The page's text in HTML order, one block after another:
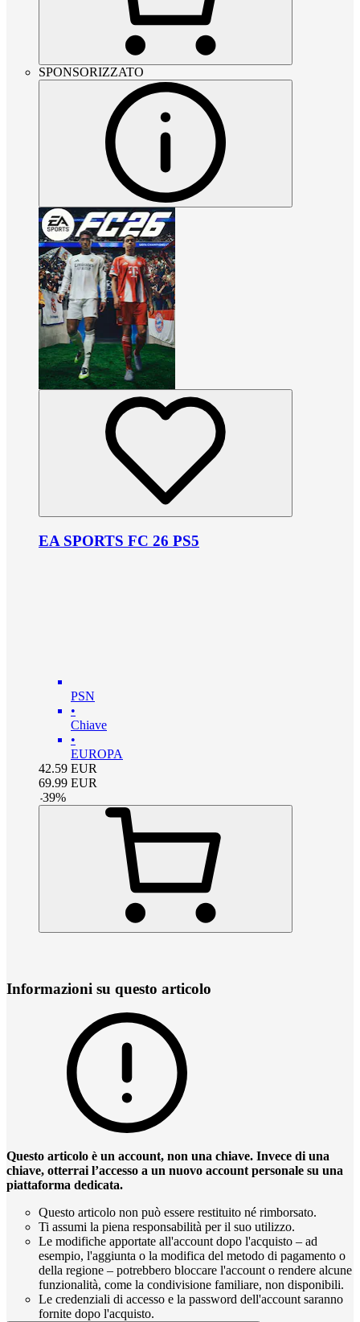
SPONSORIZZATO
EA SPORTS FC 26 PS5
PSN
•
Chiave
•
EUROPA
42.59 EUR
69.99 EUR
-39%
Informazioni su questo articolo
Questo articolo è un account, non una chiave. Invece di una
chiave, otterrai l’accesso a un nuovo account personale su una
piattaforma dedicata.
Questo articolo non può essere restituito né rimborsato.
Ti assumi la piena responsabilità per il suo utilizzo.
Le modifiche apportate all'account dopo l'acquisto – ad
esempio, l'aggiunta o la modifica del metodo di pagamento o
della regione – potrebbero bloccare l'account o rendere alcune
funzionalità, come la condivisione familiare, non disponibili.
Le credenziali di accesso e la password dell'account saranno
fornite dopo l'acquisto.